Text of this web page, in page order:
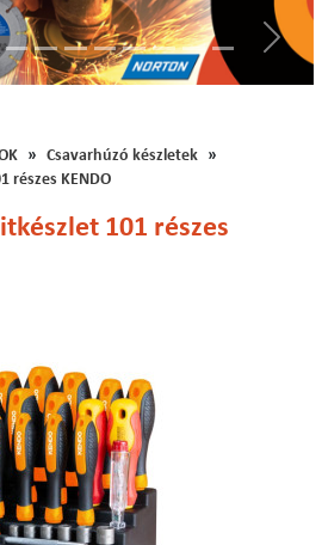
Csavarhúzó készletek
részes KENDO
101 részes